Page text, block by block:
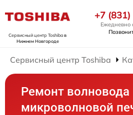
Сервисный центр Toshibaв
Нижнем Новгороде
+7
Ежедневно
Сервисный центр Toshiba
Ремонт волновода
микроволновой